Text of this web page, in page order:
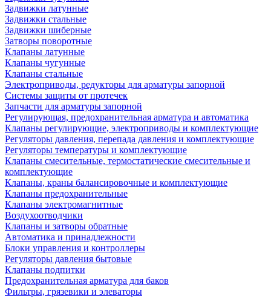
Задвижки латунные
Задвижки стальные
Задвижки шиберные
Затворы поворотные
Клапаны латунные
Клапаны чугунные
Клапаны стальные
Электроприводы, редукторы для арматуры запорной
Системы защиты от протечек
Запчасти для арматуры запорной
Регулирующая, предохранительная арматура и автоматика
Клапаны регулирующие, электроприводы и комплектующие
Регуляторы давления, перепада давления и комплектующие
Регуляторы температуры и комплектующие
Клапаны смесительные, термостатические смесительные и
комплектующие
Клапаны, краны балансировочные и комплектующие
Клапаны предохранительные
Клапаны электромагнитные
Воздухоотводчики
Клапаны и затворы обратные
Автоматика и принадлежности
Блоки управления и контроллеры
Регуляторы давления бытовые
Клапаны подпитки
Предохранительная арматура для баков
Фильтры, грязевики и элеваторы